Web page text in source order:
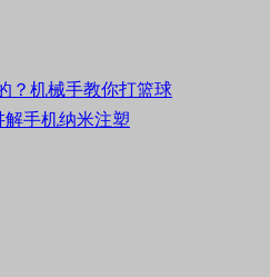
？机械手教你打篮球
解手机纳米注塑